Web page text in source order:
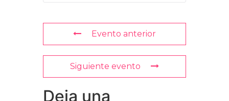
Evento anterior
Siguiente evento
Deja una